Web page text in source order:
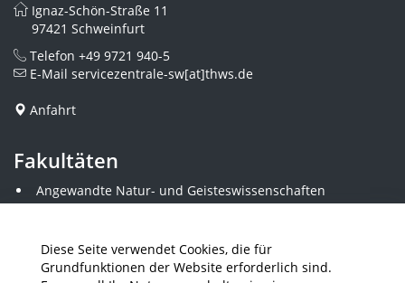
Diese Seite verwendet Cookies, die für
Grundfunktionen der Website erforderlich sind.
Ignaz-Schön-Straße 11
97421 Schweinfurt
Telefon +49 9721 940-5
E-Mail servicezentrale-sw[at]thws.de
Anfahrt
Fakultäten
Angewandte Natur- und Geisteswissenschaften
Angewandte Sozialwissenschaften
Elektrotechnik
Gestaltung